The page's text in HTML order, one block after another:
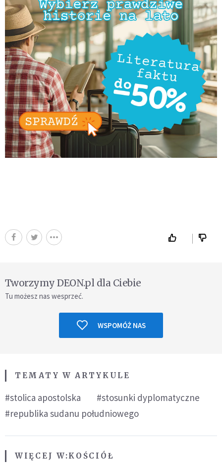
Tworzymy DEON.pl dla Ciebie
Tu możesz nas wesprzeć.
WSPOMÓŻ NAS
TEMATY W ARTYKULE
#stolica apostolska
#stosunki dyplomatyczne
#republika sudanu południowego
WIĘCEJ W:KOŚCIÓŁ